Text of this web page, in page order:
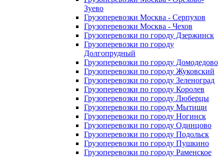
Зуево
Грузоперевозки Москва - Серпухов
Грузоперевозки Москва - Чехов
Грузоперевозки по городу Дзержинск
Грузоперевозки по городу
Долгопрудный
Грузоперевозки по городу Домодедово
Грузоперевозки по городу Жуковский
Грузоперевозки по городу Зеленоград
Грузоперевозки по городу Королев
Грузоперевозки по городу Люберцы
Грузоперевозки по городу Мытищи
Грузоперевозки по городу Ногинск
Грузоперевозки по городу Одинцово
Грузоперевозки по городу Подольск
Грузоперевозки по городу Пушкино
Грузоперевозки по городу Раменское